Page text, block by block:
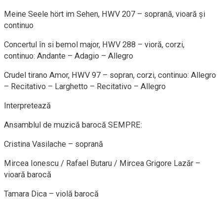
​Meine Seele hört im Sehen, HWV 207 – soprană, vioară și
continuo
​Concertul în si bemol major, HWV 288 – vioră, corzi,
continuo: Andante – Adagio – Allegro
​Crudel tirano Amor, HWV 97 – sopran, corzi, continuo: Allegro
– Recitativo – Larghetto – Recitativo – Allegro
​Interpretează
Ansamblul de muzică barocă SEMPRE:
Cristina Vasilache – soprană
Mircea Ionescu / Rafael Butaru / Mircea Grigore Lazăr –
vioară barocă
Tamara Dica – violă barocă